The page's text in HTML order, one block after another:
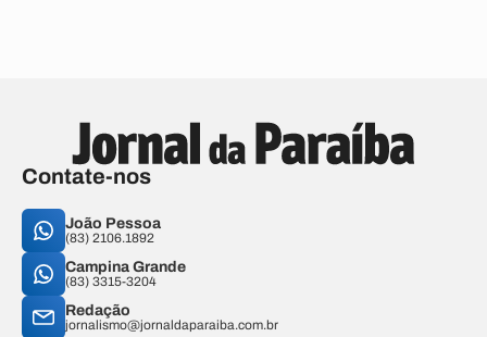
Contate-nos
João Pessoa
(83) 2106.1892
Campina Grande
(83) 3315-3204
Redação
jornalismo@jornaldaparaiba.com.br